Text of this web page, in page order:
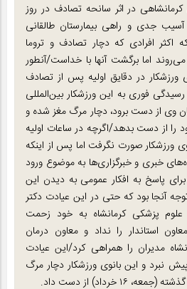
کرمانشاهی در اثر سانحه تصادف در روز
دچار آسیب جدی و راهی بیمارستان طالقانی
اکثر افرادی که دچار تصادف و تروما
اما برگشت آنها با خداست/آنطور
ورزشکار در دقایق اولیه پس از تصادف
فوری به این ورزشکار بین‌المللی
وی از دست برود، دچار مرگ مغز شده و
را از دست بدهد/اگرچه در ساعات اولیه
ورزشکار صورت نگرفت اما پس از اینکه
خبری و خبرگزاری‌ها به موضوع ورود
پاسخ به افکار عمومی به دیدن این
آنجا بود که حتی در این عیادت دکتر
پزشکی کرمانشاه به خود زحمت
استاندار را نداد و معاون درمان
مدیران را همراهی کرد/این عیادت
نبرد و این بانوی ورزشکار دچار مرگ
خرداد) از دست داد.